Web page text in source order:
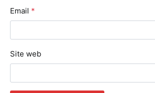
Email *
Site web